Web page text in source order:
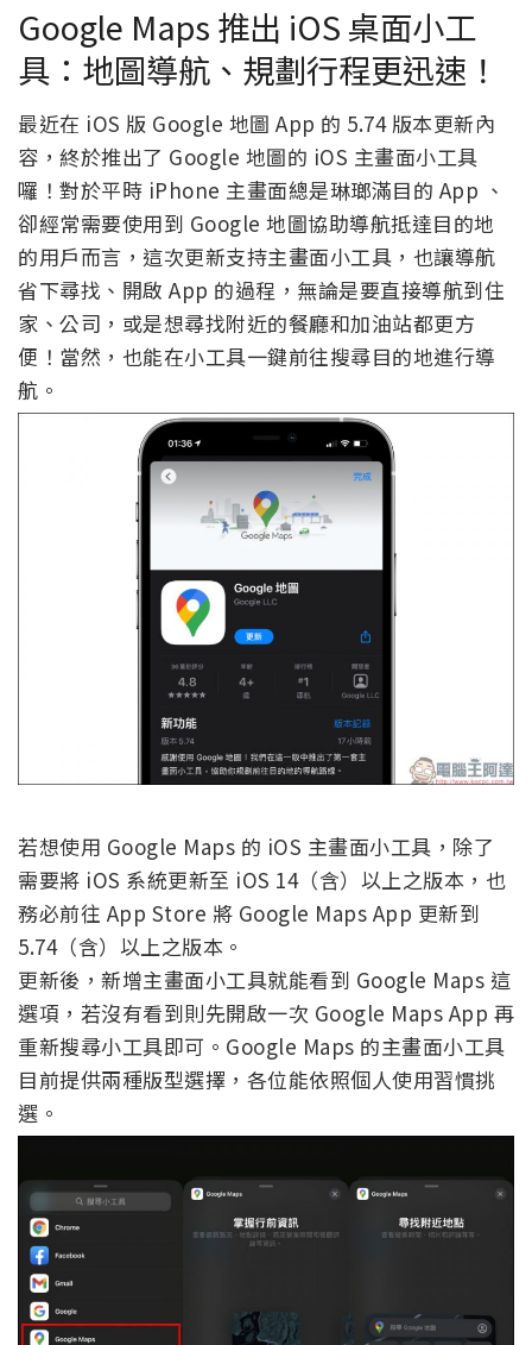
Google Maps 推出 iOS 桌面小工
具：地圖導航、規劃行程更迅速！
最近在 iOS 版 Google 地圖 App 的 5.74 版本更新內
容，終於推出了 Google 地圖的 iOS 主畫面小工具
囉！對於平時 iPhone 主畫面總是琳瑯滿目的 App 、
卻經常需要使用到 Google 地圖協助導航抵達目的地
的用戶而言，這次更新支持主畫面小工具，也讓導航
省下尋找、開啟 App 的過程，無論是要直接導航到住
家、公司，或是想尋找附近的餐廳和加油站都更方
便！當然，也能在小工具一鍵前往搜尋目的地進行導
航。
若想使用 Google Maps 的 iOS 主畫面小工具，除了
需要將 iOS 系統更新至 iOS 14（含）以上之版本，也
務必前往 App Store 將 Google Maps App 更新到
5.74（含）以上之版本。
更新後，新增主畫面小工具就能看到 Google Maps 這
選項，若沒有看到則先開啟一次 Google Maps App 再
重新搜尋小工具即可。Google Maps 的主畫面小工具
目前提供兩種版型選擇，各位能依照個人使用習慣挑
選。